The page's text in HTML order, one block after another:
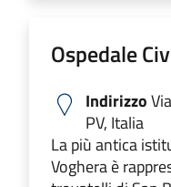
Ospedale
Indirizzo
PV, Italia
La più antica
Voghera è